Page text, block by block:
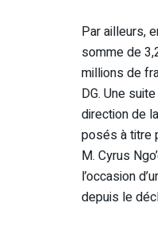
Par ailleurs,
somme de
millions de
DG. Une
direction de
posés à titre
M. Cyrus
l’occasion
depuis le